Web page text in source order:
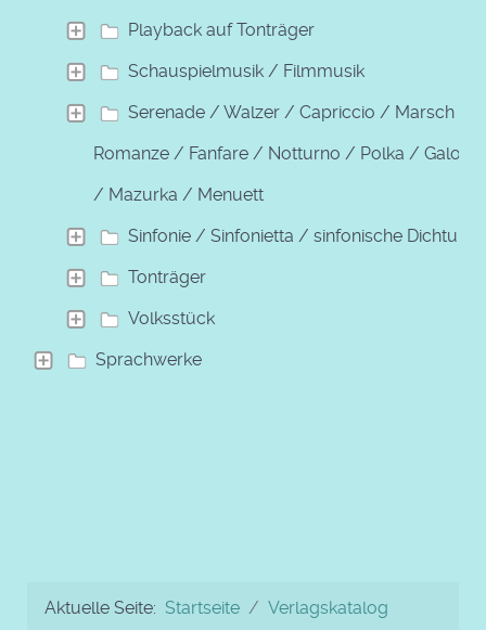
Playback auf Tonträger
Schauspielmusik / Filmmusik
Serenade / Walzer / Capriccio / Marsch /
Romanze / Fanfare / Notturno / Polka / Galopp
/ Mazurka / Menuett
Sinfonie / Sinfonietta / sinfonische Dichtung
Tonträger
Volksstück
Sprachwerke
Aktuelle Seite: Startseite
Verlagskatalog